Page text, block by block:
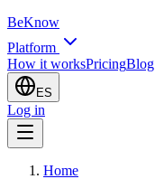
BeKnow
Platform
How it worksPricingBlog
ES
Log in
Home